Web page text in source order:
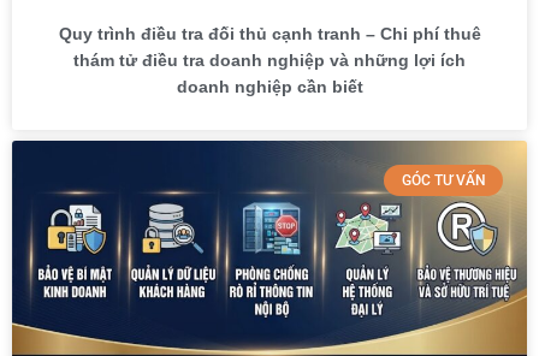
Quy trình điều tra đối thủ cạnh tranh – Chi phí thuê
thám tử điều tra doanh nghiệp và những lợi ích
doanh nghiệp cần biết
GÓC TƯ VẤN